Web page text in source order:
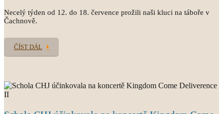
Necelý týden od 12. do 18. července prožili naši kluci na táboře v
Čachnově.
ČÍST DÁL